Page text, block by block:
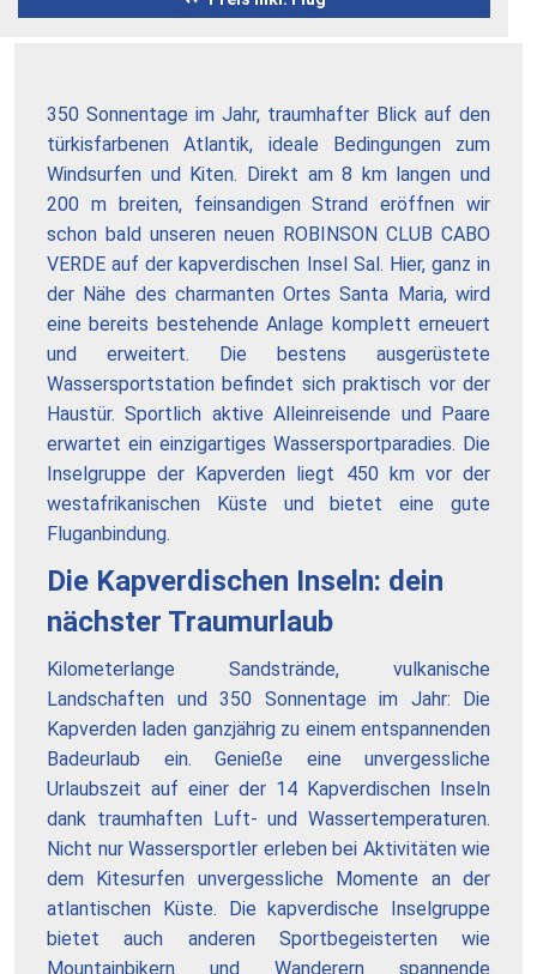
350 Sonnentage im Jahr, traumhafter Blick auf den
türkisfarbenen Atlantik, ideale Bedingungen zum
Windsurfen und Kiten. Direkt am 8 km langen und
200 m breiten, feinsandigen Strand eröffnen wir
schon bald unseren neuen ROBINSON CLUB CABO
VERDE auf der kapverdischen Insel Sal. Hier, ganz in
der Nähe des charmanten Ortes Santa Maria, wird
eine bereits bestehende Anlage komplett erneuert
und erweitert. Die bestens ausgerüstete
Wassersportstation befindet sich praktisch vor der
Haustür. Sportlich aktive Alleinreisende und Paare
erwartet ein einzigartiges Wassersportparadies. Die
Inselgruppe der Kapverden liegt 450 km vor der
westafrikanischen Küste und bietet eine gute
Fluganbindung.
Die Kapverdischen Inseln: dein
nächster Traumurlaub
Kilometerlange Sandstrände, vulkanische
Landschaften und 350 Sonnentage im Jahr: Die
Kapverden laden ganzjährig zu einem entspannenden
Badeurlaub ein. Genieße eine unvergessliche
Urlaubszeit auf einer der 14 Kapverdischen Inseln
dank traumhaften Luft- und Wassertemperaturen.
Nicht nur Wassersportler erleben bei Aktivitäten wie
dem Kitesurfen unvergessliche Momente an der
atlantischen Küste. Die kapverdische Inselgruppe
bietet auch anderen Sportbegeisterten wie
Mountainbikern und Wanderern spannende